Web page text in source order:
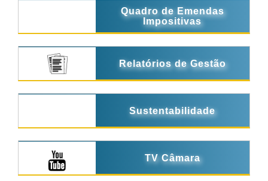
Quadro de Emendas
Impositivas
Relatórios de Gestão
Sustentabilidade
TV Câmara